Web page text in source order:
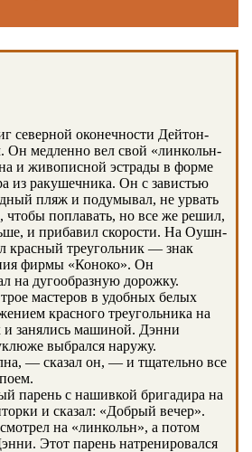
северной оконечности Дейтон-
Он медленно вел свой «линкольн-
и живописной эстрады в форме
из ракушечника. Он с завистью
пляж и подумывал, не урвать
чтобы поплавать, но все же решил,
и прибавил скорости. На Оушн-
красный треугольник — знак
фирмы «Коноко». Он
на дугообразную дорожку.
мастеров в удобных белых
красного треугольника на
и занялись машиной. Дэнни
выбрался наружу.
— сказал он, — и тщательно все
парень с нашивкой бригадира на
и сказал: «Добрый вечер».
на «линкольн», а потом
Этот парень натренировался